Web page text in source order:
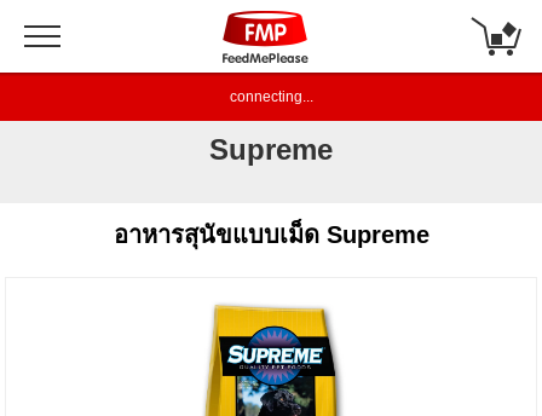
connecting...
Supreme
อาหารสุนัขแบบเม็ด Supreme